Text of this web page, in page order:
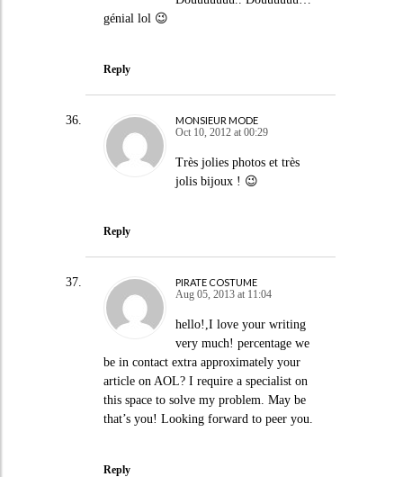
génial lol 😉
Reply
MONSIEUR MODE
Oct 10, 2012 at 00:29
Très jolies photos et très
jolis bijoux ! 😉
Reply
PIRATE COSTUME
Aug 05, 2013 at 11:04
hello!,I love your writing
very much! percentage we
be in contact extra approximately your
article on AOL? I require a specialist on
this space to solve my problem. May be
that’s you! Looking forward to peer you.
Reply